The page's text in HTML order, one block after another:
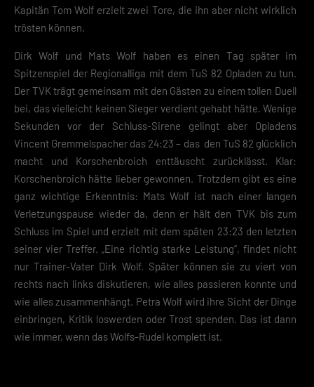
Kapitän Tom Wolf erzielt zwei Tore, die ihn aber nicht wirklich
trösten können.
Dirk Wolf und Mats Wolf haben es einen Tag später im
Spitzenspiel der Regionalliga mit dem TuS 82 Opladen zu tun.
Der TVK trägt gemeinsam mit den Gästen zu einem tollen Duell
bei, das vielleicht keinen Sieger verdient gehabt hätte. Wenige
Sekunden vor der Schluss-Sirene gelingt aber Opladens
Vincent Gremmelspacher das 24:23 – das den TuS 82 glücklich
macht und Korschenbroich enttäuscht zurücklässt. Klar:
Korschenbroich hätte lieber gewonnen. Trotzdem gibt es eine
ganz wichtige Erkenntnis: Mats Wolf ist nach einer langen
Verletzungspause wieder da, denn er hält den TVK bis zum
Schluss im Spiel und erzielt mit dem späten 23:23 den letzten
seiner vier Treffer. „Eine richtig starke Leistung“, findet nicht
nur Trainer-Vater Dirk Wolf. Später können sie zu viert von
rechts nach links diskutieren, wie alles passieren konnte und
wie alles zusammenhängt. Petra Wolf wird ihre Sicht der Dinge
einbringen, Kritik loswerden oder Trost spenden. Das ist dann
wie immer, wenn das Wolfs-Rudel komplett ist.